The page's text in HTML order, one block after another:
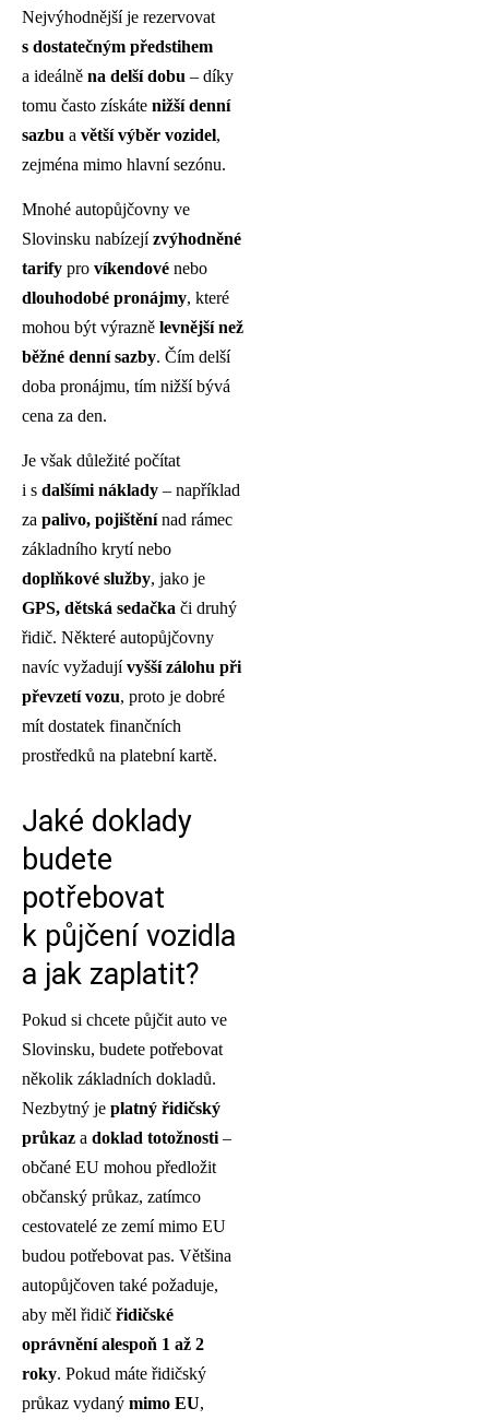
Nejvýhodnější je rezervovat
s dostatečným předstihem
a ideálně na delší dobu – díky
tomu často získáte nižší denní
sazbu a větší výběr vozidel,
zejména mimo hlavní sezónu.
Mnohé autopůjčovny ve
Slovinsku nabízejízvýhodněné
tarify pro víkendové nebo
dlouhodobé pronájmy, které
mohou být výrazně levnější než
běžné denní sazby. Čím delší
doba pronájmu, tím nižší bývá
cena za den.
Je však důležité počítat
i s dalšími náklady – například
za palivo, pojištěnínad rámec
základního krytí nebo
doplňkové služby, jako je
GPS, dětská sedačka či druhý
řidič. Některé autopůjčovny
navíc vyžadujívyšší zálohu při
převzetí vozu, proto je dobré
mít dostatek finančních
prostředků na platební kartě.
Jaké doklady
budete
potřebovat
k půjčení vozidla
a jak zaplatit?
Pokud si chcete půjčit auto ve
Slovinsku, budete potřebovat
několik základních dokladů.
Nezbytný je platný řidičský
průkaz a doklad totožnosti –
občané EU mohou předložit
občanský průkaz, zatímco
cestovatelé ze zemí mimo EU
budou potřebovat pas. Většina
autopůjčoven také požaduje,
aby měl řidič řidičské
oprávnění alespoň 1 až 2
roky. Pokud máte řidičský
průkaz vydaný mimo EU,